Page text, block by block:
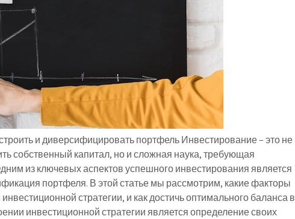
и диверсифицировать портфель Инвестирование – это не
собственный капитал, но и сложная наука, требующая
из ключевых аспектов успешного инвестирования является
портфеля. В этой статье мы рассмотрим, какие факторы
стратегии, и как достичь оптимального баланса в
инвестиционной стратегии является определение своих